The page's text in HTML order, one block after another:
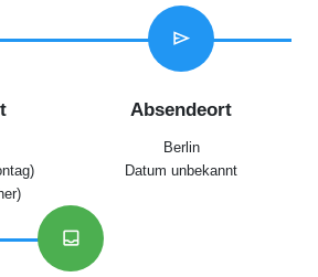
send
Absendeort
Berlin
Datum unbekannt
inbox